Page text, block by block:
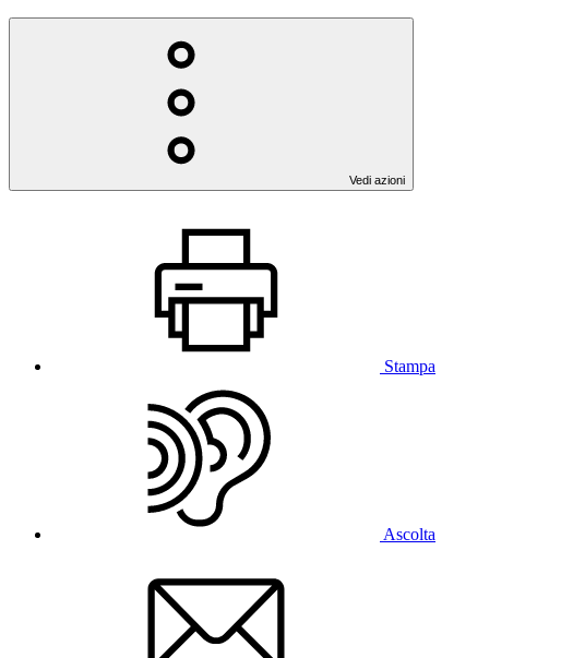
Vedi azioni
Stampa
Ascolta